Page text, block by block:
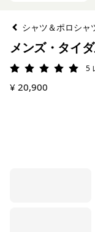
シャツ＆ポロシャ
メンズ・タイ
評価: 5 / 5 5
¥ 20,900